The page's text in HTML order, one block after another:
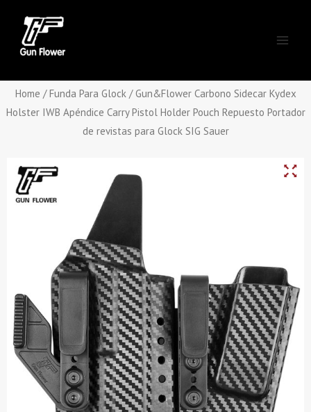
content
Home /Funda Para Glock/ Gun&Flower Carbono Sidecar Kydex
Holster IWB Apéndice Carry Pistol Holder Pouch Repuesto Portador
de revistas para Glock SIG Sauer